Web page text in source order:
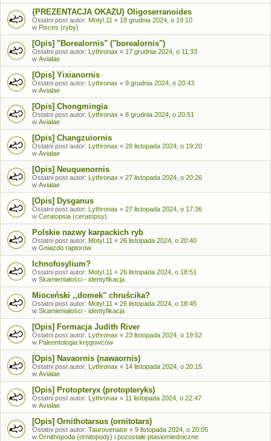
{PREZENTACJA OKAZU} Oligoserranoides
Ostatni post autor: Motyl.11 « 18 grudnia 2024, o 19:10
w Pisces (ryby)
[Opis] "Borealornis" ("borealornis")
Ostatni post autor: Lythronax « 17 grudnia 2024, o 11:33
w Avialae
[Opis] Yixianornis
Ostatni post autor: Lythronax « 9 grudnia 2024, o 20:43
w Avialae
[Opis] Chongmingia
Ostatni post autor: Lythronax « 8 grudnia 2024, o 20:51
w Avialae
[Opis] Changzuiornis
Ostatni post autor: Lythronax « 28 listopada 2024, o 19:20
w Avialae
[Opis] Neuquenornis
Ostatni post autor: Lythronax « 27 listopada 2024, o 20:26
w Avialae
[Opis] Dysganus
Ostatni post autor: Lythronax « 27 listopada 2024, o 17:36
w Ceratopsia (ceratopsy)
Polskie nazwy karpackich ryb
Ostatni post autor: Motyl.11 « 26 listopada 2024, o 20:40
w Gniazdo raptorów
Ichnofosylium?
Ostatni post autor: Motyl.11 « 26 listopada 2024, o 18:51
w Skamieniałości - identyfikacja
Mioceński ,,domek" chruścika?
Ostatni post autor: Motyl.11 « 26 listopada 2024, o 18:45
w Skamieniałości - identyfikacja
[Opis] Formacja Judith River
Ostatni post autor: Lythronax « 23 listopada 2024, o 19:52
w Paleontologia kręgowców
[Opis] Navaornis (nawaornis)
Ostatni post autor: Lythronax « 14 listopada 2024, o 20:15
w Avialae
[Opis] Protopteryx (protopteryks)
Ostatni post autor: Lythronax « 11 listopada 2024, o 22:47
w Avialae
[Opis] Ornithotarsus (ornitotars)
Ostatni post autor: Taurovenator « 9 listopada 2024, o 20:05
w Ornithopoda (ornitopody) i pozostałe ptasiomiedniczne